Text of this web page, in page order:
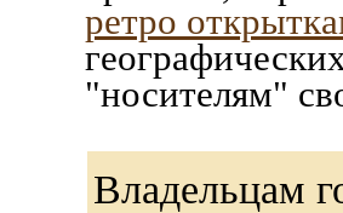
ретро
"носителям"
Владельцам